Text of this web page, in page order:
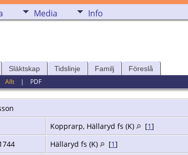
Media Info
Släktskap Tidslinje Familj Föreslå
Allt | PDF
Kopprarp, Hällaryd fs (K) [1]
Hällaryd fs (K) [1]